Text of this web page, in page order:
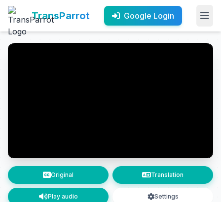
TransParrot Google Login
Original Translation
Play audio Settings